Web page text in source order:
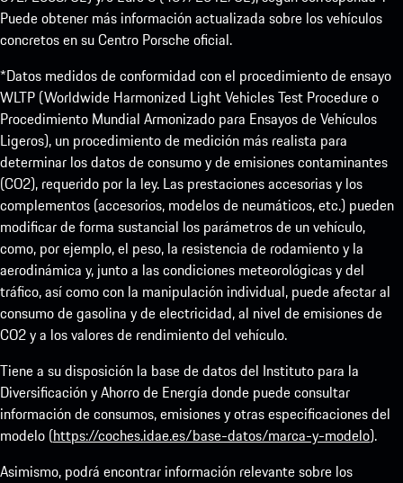
Puede obtener más información actualizada sobre los vehículos
concretos en su Centro Porsche oficial.
*Datos medidos de conformidad con el procedimiento de ensayo
WLTP (Worldwide Harmonized Light Vehicles Test Procedure o
Procedimiento Mundial Armonizado para Ensayos de Vehículos
Ligeros), un procedimiento de medición más realista para
determinar los datos de consumo y de emisiones contaminantes
(CO2), requerido por la ley. Las prestaciones accesorias y los
complementos (accesorios, modelos de neumáticos, etc.) pueden
modificar de forma sustancial los parámetros de un vehículo,
como, por ejemplo, el peso, la resistencia de rodamiento y la
aerodinámica y, junto a las condiciones meteorológicas y del
tráfico, así como con la manipulación individual, puede afectar al
consumo de gasolina y de electricidad, al nivel de emisiones de
CO2 y a los valores de rendimiento del vehículo.
Tiene a su disposición la base de datos del Instituto para la
Diversificación y Ahorro de Energía donde puede consultar
información de consumos, emisiones y otras especificaciones del
modelo (https://coches.idae.es/base-datos/marca-y-modelo).
Asimismo, podrá encontrar información relevante sobre los